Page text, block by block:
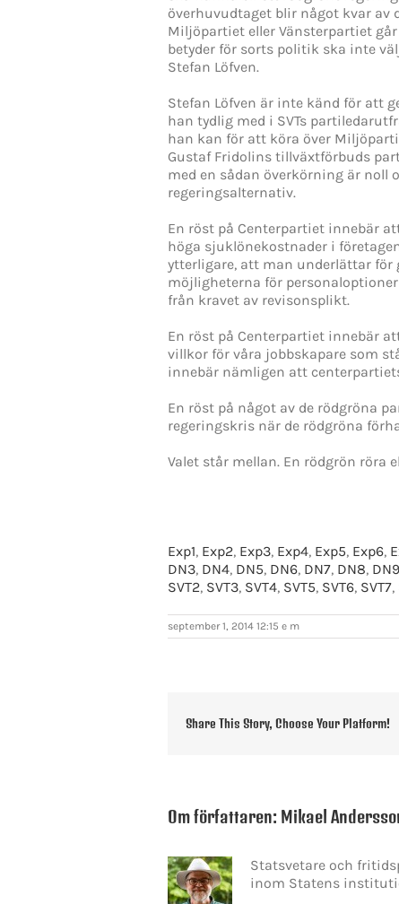
överhuvudtaget blir något kvar av
Miljöpartiet eller Vänsterpartiet
betyder för sorts politik ska inte
Stefan Löfven.
Stefan Löfven är inte känd för att
han tydlig med i SVTs
han kan för att köra över
Gustaf Fridolins tillväxtförbuds
med en sådan överkörning är noll
regeringsalternativ.
En röst på Centerpartiet innebär
höga sjuklönekostnader i
ytterligare, att man underlättar
möjligheterna för
från kravet av revisonsplikt.
En röst på Centerpartiet innebär
villkor för våra jobbskapare som
innebär nämligen att
En röst på något av de rödgröna
regeringskris när de rödgröna
Valet står mellan. En rödgrön röra
Exp1, Exp2, Exp3, Exp4, Exp5, Exp6,
DN3, DN4, DN5, DN6, DN7, DN8, DN9
SVT2, SVT3, SVT4, SVT5, SVT6, SVT7,
september 1, 2014 12:15 e m
Share This Story, Choose Your Platform!
Om författaren: Mikael
Statsvetare och
inom Statens